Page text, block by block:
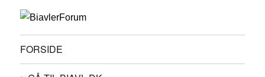
FORSIDE